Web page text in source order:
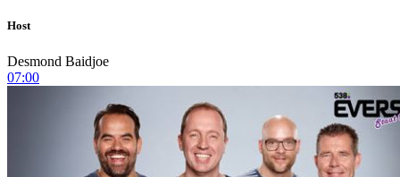
Host
Desmond Baidjoe
07:00